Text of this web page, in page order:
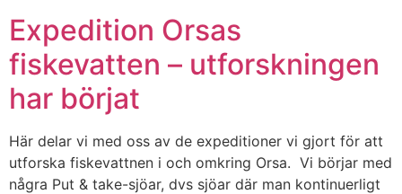
Expedition Orsas
fiskevatten – utforskningen
har börjat
Här delar vi med oss av de expeditioner vi gjort för att
utforska fiskevattnen i och omkring Orsa. Vi börjar med
några Put & take-sjöar, dvs sjöar där man kontinuerligt